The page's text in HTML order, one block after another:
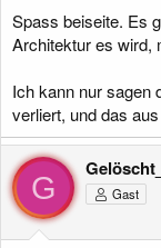
Spass beiseite. Es
Architektur es wird,
Ich kann nur sagen
verliert, und das
G Gast